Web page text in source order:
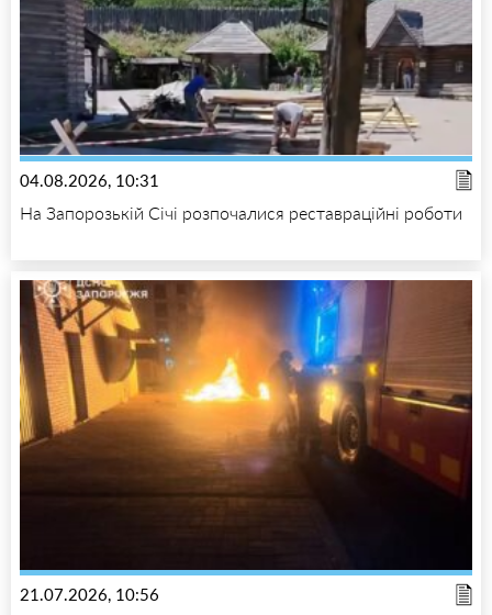
04.08.2026, 10:31
На Запорозькій Січі розпочалися реставраційні роботи
21.07.2026, 10:56